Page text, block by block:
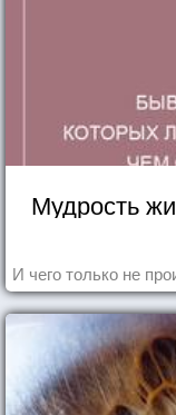
Мудрость
И чего только не